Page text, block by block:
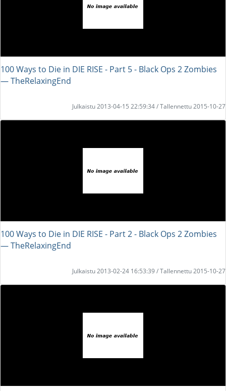
100 Ways to Die in DIE RISE - Part 5 - Black Ops 2 Zombies
― TheRelaxingEnd
Julkaistu 2013-04-15 22:59:34 / Tallennettu 2015-10-27
100 Ways to Die in DIE RISE - Part 2 - Black Ops 2 Zombies
― TheRelaxingEnd
Julkaistu 2013-02-24 16:53:39 / Tallennettu 2015-10-27